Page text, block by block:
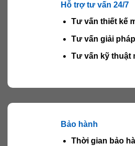
Hỗ trợ tư vấn 24/7
Tư vấn thiết kế
Tư vấn giải
Tư vấn kỹ thuật
Bảo hành
Thời gian bảo